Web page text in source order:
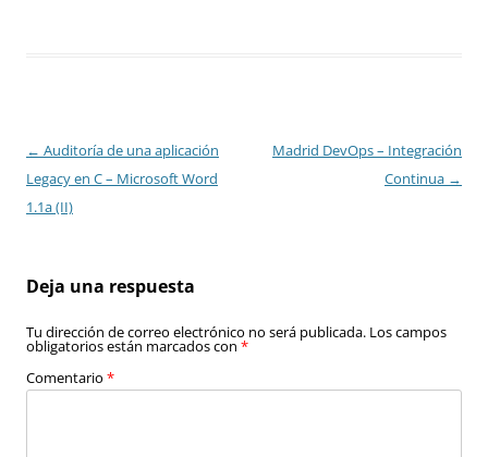
Navegación
de
entradas
← Auditoría de una aplicación
Legacy en C – Microsoft Word
1.1a (II)
Madrid DevOps – Integración
Continua →
Deja una respuesta
Tu dirección de correo electrónico no será publicada. Los campos
obligatorios están marcados con *
Comentario *